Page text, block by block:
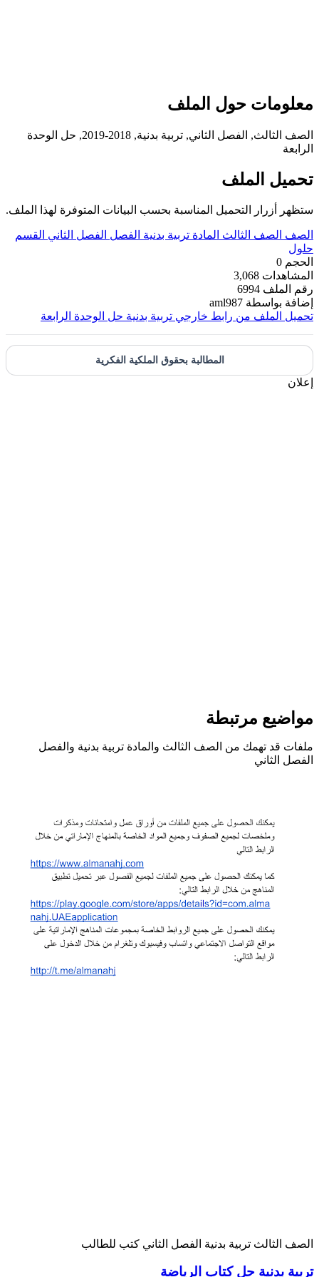
حول الملف
الصف الثالث, الفصل الثاني, تربية بدنية, 2018-2019, حل الوحدة
الملف
أزرار التحميل المناسبة بحسب البيانات المتوفرة لهذا الملف.
الصف الثالث المادة تربية بدنية الفصل الفصل الثاني القسم
0
3,068
الملف 6994
بواسطة aml987
الملف من رابط خارجي تربية بدنية حل الوحدة الرابعة
المطالبة بحقوق الملكية الفكرية
مرتبطة
قد تهمك من الصف الثالث والمادة تربية بدنية والفصل
الثاني
الثالث تربية بدنية الفصل الثاني كتب للطالب
بدنية حل كتاب الرياضة